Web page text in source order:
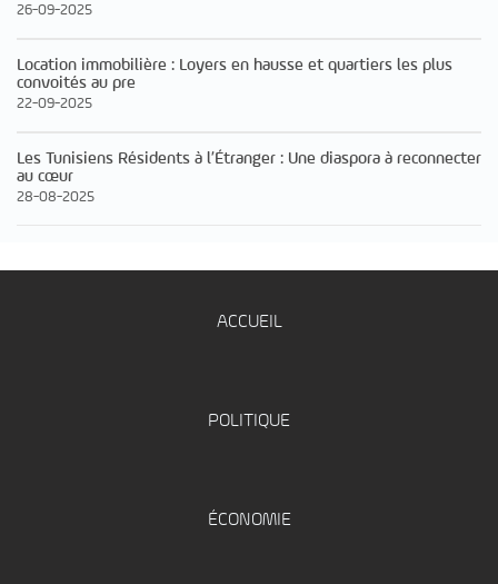
26-09-2025
Location immobilière : Loyers en hausse et quartiers les plus
convoités au pre
22-09-2025
Les Tunisiens Résidents à l’Étranger : Une diaspora à reconnecter
au cœur
28-08-2025
ACCUEIL
POLITIQUE
ÉCONOMIE